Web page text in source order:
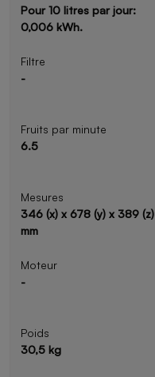
Pour 10 litres par jour:
0,006 kWh.
Filtre
-
Fruits par minute
6.5
Mesures
346 (x) x 678 (y) x 389 (z)
mm
Moteur
-
Poids
30,5 kg